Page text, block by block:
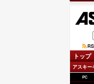
トップ
アスキー
PC